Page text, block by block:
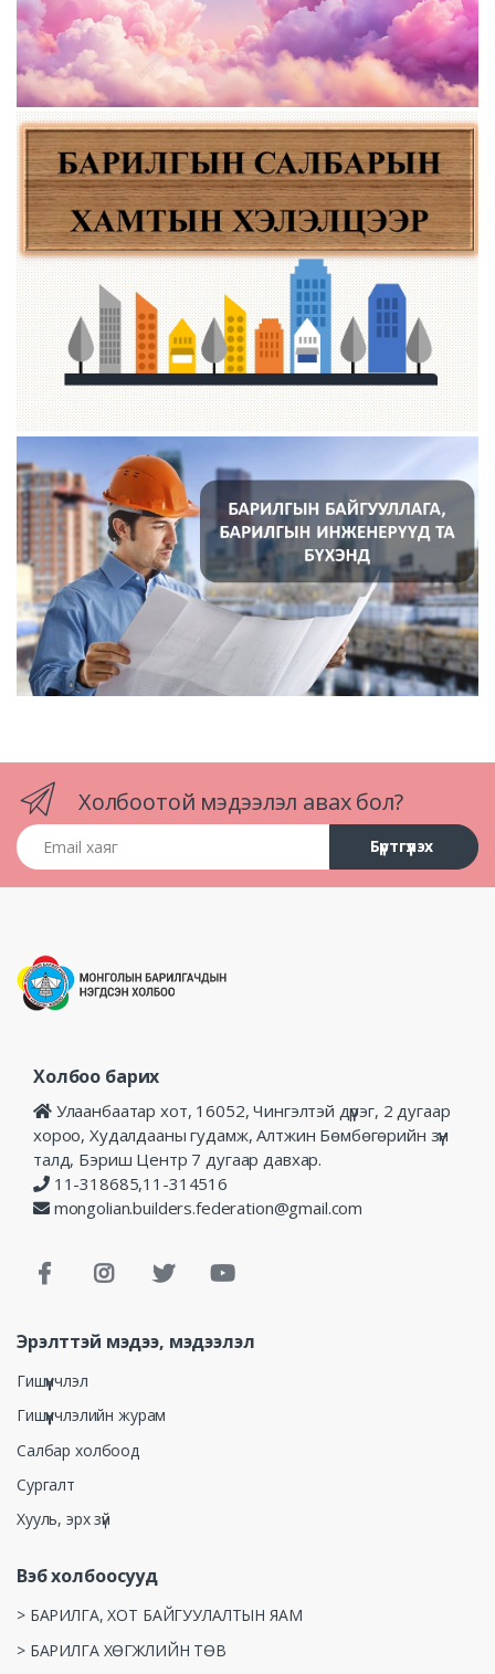
Холбоотой мэдээлэл авах бол?
Email хаяг
Бүртгүүлэх
Холбоо барих
Улаанбаатар хот, 16052, Чингэлтэй дүүрэг, 2 дугаар
хороо, Худалдааны гудамж, Алтжин Бөмбөгөрийн зүүн
талд, Бэриш Центр 7 дугаар давхар.
11-318685,11-314516
mongolian.builders.federation@gmail.com
Эрэлттэй мэдээ, мэдээлэл
Гишүүнчлэл
Гишүүнчлэлийн журам
Салбар холбоод
Сургалт
Хууль, эрх зүй
Вэб холбоосууд
> БАРИЛГА, ХОТ БАЙГУУЛАЛТЫН ЯАМ
> БАРИЛГА ХӨГЖЛИЙН ТӨВ